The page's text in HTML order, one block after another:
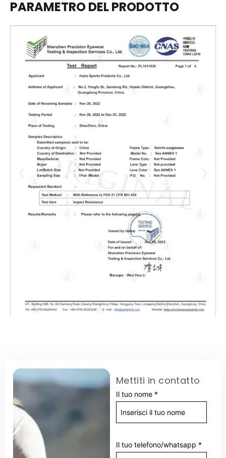
PARAMETRO DEL PRODOTTO
Mettiti in contatto
Il tuo nome *
Il tuo telefono/whatsapp *